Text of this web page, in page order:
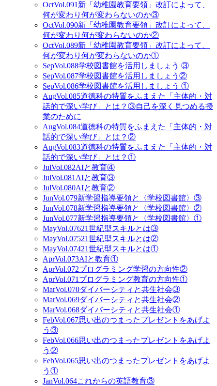
OctVol.091 新「幼稚園教育要領」改訂によって、
何が変わり何が変わらないのか③
OctVol.090新「幼稚園教育要領」改訂によって、
何が変わり何が変わらないのか②
OctVol.089新「幼稚園教育要領」改訂によって、
何が変わり何が変わらないのか①
SepVol.088学校図書館を活用しましょう ③
SepVol.087学校図書館を活用しましょう②
SepVol.086学校図書館を活用しましょう ①
AugVol.085道徳科の特質をふまえた「主体的・対
話的で深い学び」とは？③自己を深く見つめる授
業のために
AugVol.084道徳科の特質をふまえた「主体的・対
話的で深い学び」とは？②
AugVol.083道徳科の特質をふまえた「主体的・対
話的で深い学び」とは？①
JulVol.082AIと教育④
JulVol.081 AIと教育③
JulVol.080AIと教育②
JunVol.079新学習指導要領と〈学校図書館〉③
JunVol.078新学習指導要領と〈学校図書館〉②
JunVol.077新学習指導要領と〈学校図書館〉①
MayVol.07621世紀型スキルとは③
MayVol.07521世紀型スキルとは②
MayVol.07421世紀型スキルとは①
AprVol.073AIと教育①
AprVol.072プログラミング学習の方向性②
AprVol.071 プログラミング教育の方向性①
MarVol.070ダイバーシティと共生社会③
MarVol.069ダイバーシティと共生社会②
MarVol.068ダイバーシティと共生社会①
FebVol.067思い出のつまったプレゼントをあげよ
う③
FebVol.066思い出のつまったプレゼントをあげよ
う②
FebVol.065思い出のつまったプレゼントをあげよ
う①
JanVol.064これからの英語教育③